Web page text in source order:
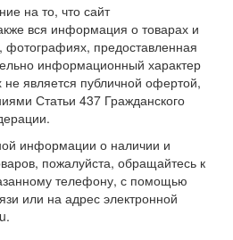
на то, что сайт
вся информация о товарах и
фотографиях, предоставленная
информационный характер
не является публичной офертой,
Статьи 437 Гражданского
информации о наличии и
пожалуйста, обращайтесь к
телефону, с помощью
или на адрес электронной